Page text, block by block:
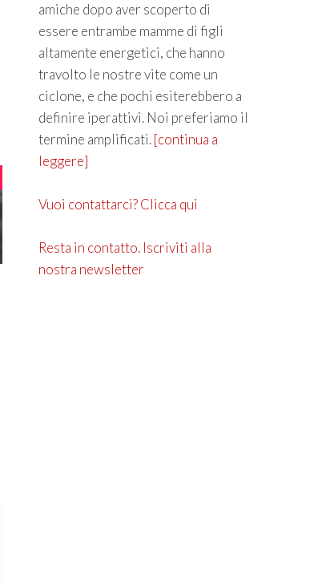
amiche dopo aver scoperto di
essere entrambe mamme di figli
altamente energetici, che hanno
travolto le nostre vite come un
ciclone, e che pochi esiterebbero a
definire iperattivi. Noi preferiamo il
termine amplificati.[continua a
leggere]
Vuoi contattarci? Clicca qui
Resta in contatto. Iscriviti alla
nostra newsletter